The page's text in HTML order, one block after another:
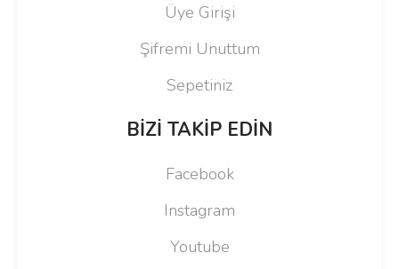
Üye Girişi
Şifremi Unuttum
Sepetiniz
BİZİ TAKİP EDİN
Facebook
Instagram
Youtube